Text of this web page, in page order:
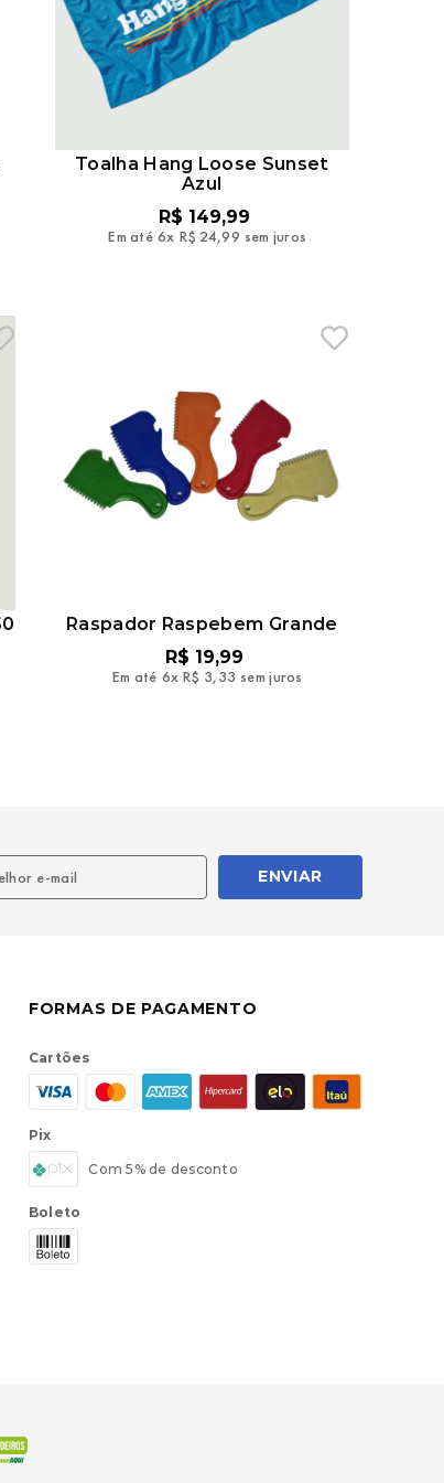
Toalha Hang Loose Sunset
Azul
R$ 149,99
Em até 6x R$ 24,99 sem juros
Raspador Raspebem Grande
R$ 19,99
Em até 6x R$ 3,33 sem juros
ENVIAR
FORMAS DE PAGAMENTO
Cartões
Pix
Com 5% de desconto
Boleto